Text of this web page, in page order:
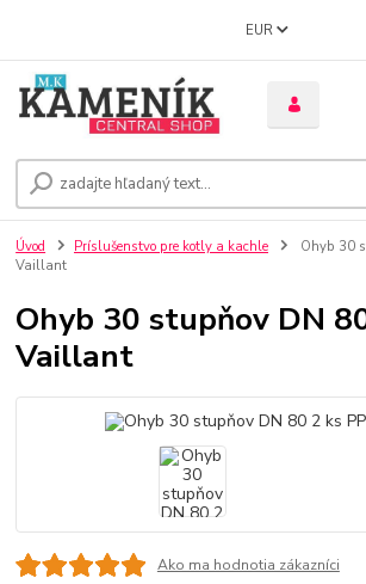
EUR
Úvod Príslušenstvo pre kotly a kachle
Ohyb 30
Vaillant
Ohyb 30 stupňov DN
Vaillant
Ako ma hodnotia zákazníci